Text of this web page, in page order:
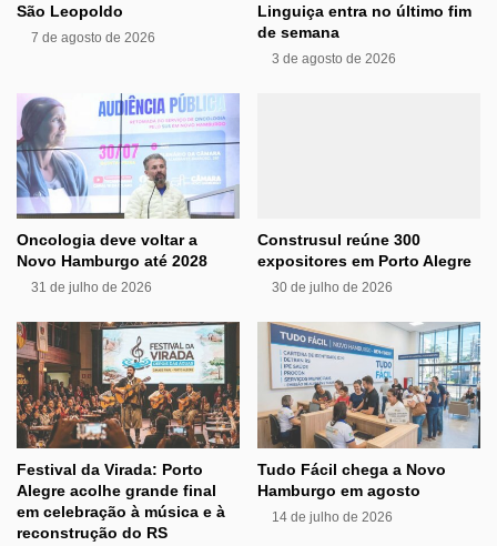
São Leopoldo
7 de agosto de 2026
Linguiça entra no último fim
de semana
3 de agosto de 2026
Oncologia deve voltar a
Novo Hamburgo até 2028
31 de julho de 2026
Construsul reúne 300
expositores em Porto Alegre
30 de julho de 2026
Festival da Virada: Porto
Alegre acolhe grande final
em celebração à música e à
reconstrução do RS
Tudo Fácil chega a Novo
Hamburgo em agosto
14 de julho de 2026